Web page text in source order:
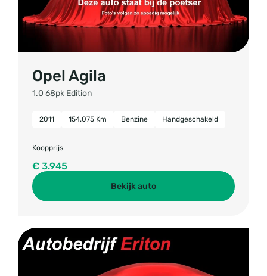
Opel Agila
1.0 68pk Edition
2011 154.075 Km Benzine Handgeschakeld
Koopprijs
€ 3.945
Bekijk auto